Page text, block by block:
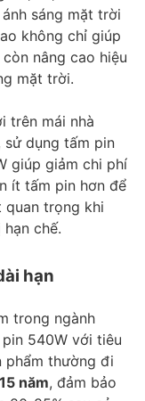
sáng mặt trời
không chỉ giúp
nâng cao hiệu
mặt trời.
trên mái nhà
dụng tấm pin
giúp giảm chi phí
ít tấm pin hơn để
quan trọng khi
chế.
hạn
trong ngành
540W với tiêu
phẩm thường đi
năm, đảm bảo